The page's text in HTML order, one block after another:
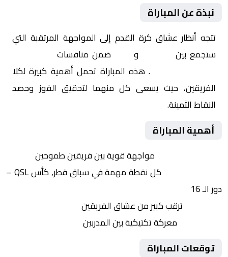
نبذة عن المباراة
تتجه أنظار عشاق كرة القدم إلى المواجهة المرتقبة التي
ستجمع بين
والخور ضمن منافسات
. هذه المباراة تحمل أهمية كبيرة لكلا
الفريقين، حيث يسعى كل منهما لتحقيق الفوز وحصد
النقاط الثمينة.
أهمية المباراة
مواجهة قوية بين فريقين طموحين
كل نقطة مهمة في سباق قطر, كأس QSL –
دور الـ 16
ترقب كبير من عشاق الفريقين
معركة تكتيكية بين المدربين
توقعات المباراة